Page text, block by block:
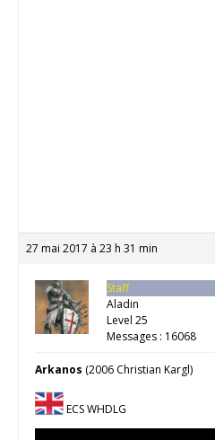
27 mai 2017 à 23 h 31 min
Staff
Aladin
Level 25
Messages : 16068
Arkanos (2006 Christian Kargl)
ECS WHDLG